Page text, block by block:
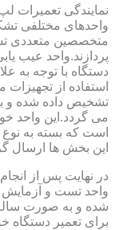
نمایندگی تعمیرات
واحدهای مختلفی
متخصصین متعددی
پردازند.واحد عیب
دستگاه با توجه به
استفاده از
تشخیص داده شده و
می گردد.این واحد
است که بسته به
این بخش ها ارسال
در نهایت پس از
واحد تست و آزمایش
شده و به صورت
برای تعمیر دستگاه